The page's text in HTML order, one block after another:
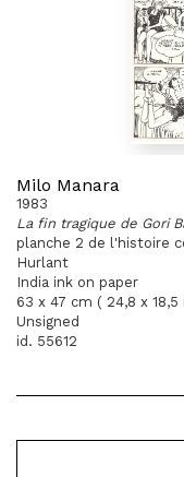
Milo Manara
1983
La fin tragique de Gori
planche 2 de l'histoire
Hurlant
India ink on paper
63 x 47 cm ( 24,8 x 18,5
Unsigned
id. 55612